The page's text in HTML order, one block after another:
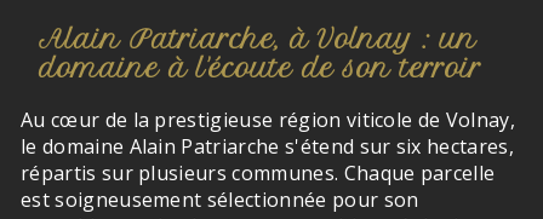
Alain Patriarche, à Volnay : un
domaine à l'écoute de son terroir
Au cœur de la prestigieuse région viticole de Volnay,
le domaine Alain Patriarche s'étend sur six hectares,
répartis sur plusieurs communes. Chaque parcelle
est soigneusement sélectionnée pour son